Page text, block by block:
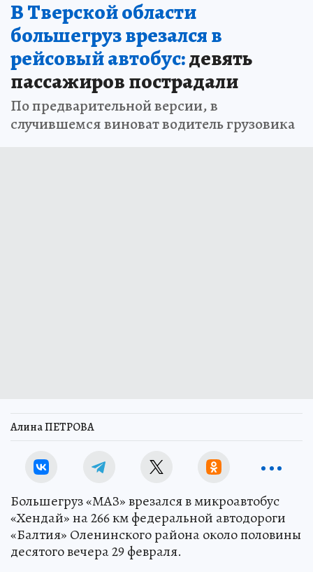
В Тверской области
большегруз врезался в
рейсовый автобус:девять
пассажиров пострадали
По предварительной версии, в
случившемся виноват водитель грузовика
Алина ПЕТРОВА
Большегруз «МАЗ» врезался в микроавтобус
«Хендай» на 266 км федеральной автодороги
«Балтия» Оленинского района около половины
десятого вечера 29 февраля.